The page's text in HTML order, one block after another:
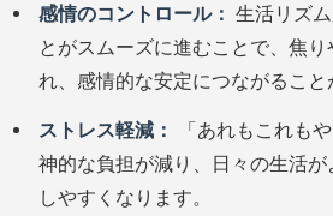
感情のコントロール： 生活リズ
とがスムーズに進むことで、焦
れ、感情的な安定につながること
ストレス軽減：
「あれもこれも
神的な負担が減り、日々の生活
しやすくなります。